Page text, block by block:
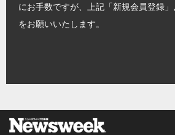
にお手数ですが、上記「新規会員登録
をお願いいたします。